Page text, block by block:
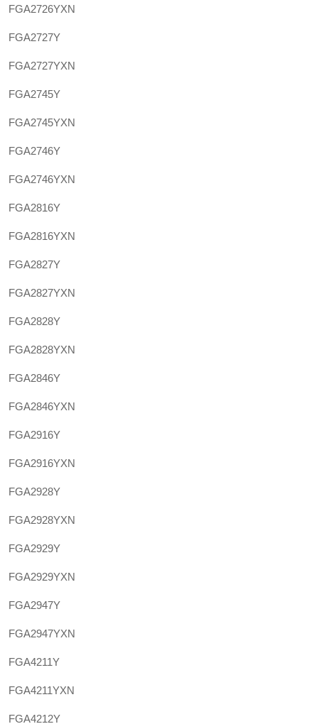
FGA2726YXN
FGA2727Y
FGA2727YXN
FGA2745Y
FGA2745YXN
FGA2746Y
FGA2746YXN
FGA2816Y
FGA2816YXN
FGA2827Y
FGA2827YXN
FGA2828Y
FGA2828YXN
FGA2846Y
FGA2846YXN
FGA2916Y
FGA2916YXN
FGA2928Y
FGA2928YXN
FGA2929Y
FGA2929YXN
FGA2947Y
FGA2947YXN
FGA4211Y
FGA4211YXN
FGA4212Y